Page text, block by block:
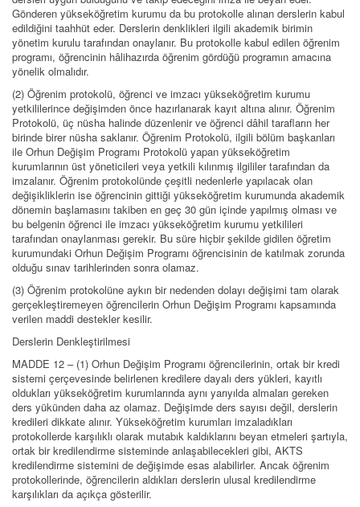
Gönderen yükseköğretim kurumu da bu protokolle alınan derslerin kabul
edildiğini taahhüt eder. Derslerin denklikleri ilgili akademik birimin
yönetim kurulu tarafından onaylanır. Bu protokolle kabul edilen öğrenim
programı, öğrencinin hâlihazırda öğrenim gördüğü programın amacına
yönelik olmalıdır.
(2) Öğrenim protokolü, öğrenci ve imzacı yükseköğretim kurumu
yetkililerince değişimden önce hazırlanarak kayıt altına alınır. Öğrenim
Protokolü, üç nüsha halinde düzenlenir ve öğrenci dâhil tarafların her
birinde birer nüsha saklanır. Öğrenim Protokolü, ilgili bölüm başkanları
ile Orhun Değişim Programı Protokolü yapan yükseköğretim
kurumlarının üst yöneticileri veya yetkili kılınmış ilgililer tarafından da
imzalanır. Öğrenim protokolünde çeşitli nedenlerle yapılacak olan
değişikliklerin ise öğrencinin gittiği yükseköğretim kurumunda akademik
dönemin başlamasını takiben en geç 30 gün içinde yapılmış olması ve
bu belgenin öğrenci ile imzacı yükseköğretim kurumu yetkilileri
tarafından onaylanması gerekir. Bu süre hiçbir şekilde gidilen öğretim
kurumundaki Orhun Değişim Programı öğrencisinin de katılmak zorunda
olduğu sınav tarihlerinden sonra olamaz.
(3) Öğrenim protokolüne aykırı bir nedenden dolayı değişimi tam olarak
gerçekleştiremeyen öğrencilerin Orhun Değişim Programı kapsamında
verilen maddi destekler kesilir.
Derslerin Denkleştirilmesi
MADDE 12 – (1) Orhun Değişim Programı öğrencilerinin, ortak bir kredi
sistemi çerçevesinde belirlenen kredilere dayalı ders yükleri, kayıtlı
oldukları yükseköğretim kurumlarında aynı yarıyılda almaları gereken
ders yükünden daha az olamaz. Değişimde ders sayısı değil, derslerin
kredileri dikkate alınır. Yükseköğretim kurumları imzaladıkları
protokollerde karşılıklı olarak mutabık kaldıklarını beyan etmeleri şartıyla,
ortak bir kredilendirme sisteminde anlaşabilecekleri gibi, AKTS
kredilendirme sistemini de değişimde esas alabilirler. Ancak öğrenim
protokollerinde, öğrencilerin aldıkları derslerin ulusal kredilendirme
karşılıkları da açıkça gösterilir.